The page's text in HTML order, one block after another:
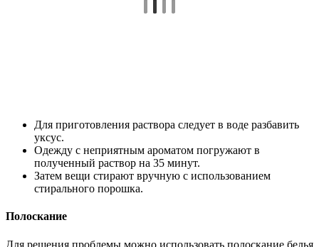
Для приготовления раствора следует в воде разбавить
уксус.
Одежду с неприятным ароматом погружают в
полученный раствор на 35 минут.
Затем вещи стирают вручную с использованием
стирального порошка.
Полоскание
Для решения проблемы можно использовать полоскание белья